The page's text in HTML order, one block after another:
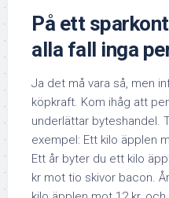
På ett
alla fall inga
Ja det må vara så, men
köpkraft. Kom ihåg att
underlättar byteshandel.
exempel: Ett kilo äpplen
Ett år byter du ett kilo
kr mot tio skivor bacon.